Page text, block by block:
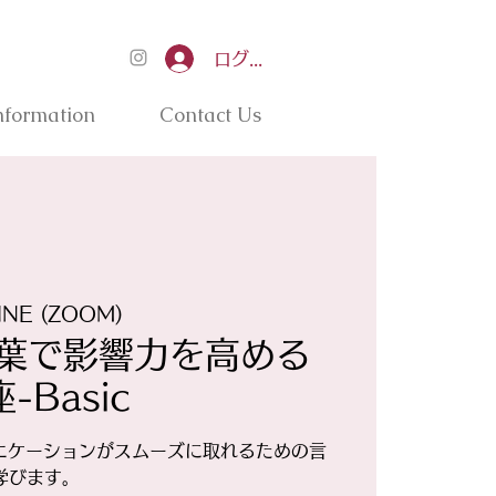
ログイン
Contact Us
(ZOOM)
で影響力を高める
-Basic
ーションがスムーズに取れるための言
ます。